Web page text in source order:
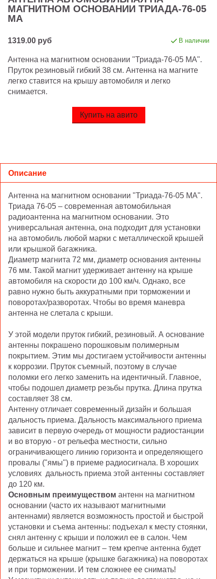
МАГНИТНОМ ОСНОВАНИИ ТРИАДА-76-05
МА
1319.00 руб В наличии
Антенна на магнитном основании "Триада-76-05 МА".
Пруток резиновый гибкий 38 см. Антенна на магните
легко ставится на крышу автомобиля и легко
снимается.
Купить на авито
Описание
Антенна на магнитном основании "Триада-76-05 МА".
Триада 76-05 – современная автомобильная
радиоантенна на магнитном основании. Это
универсальная антенна, она подходит для установки
на автомобиль любой марки с металлической крышей
или крышкой багажника.
Диаметр магнита 72 мм, диаметр основания антенны
76 мм. Такой магнит удерживает антенну на крыше
автомобиля на скорости до 100 км/ч. Однако, все
равно нужно быть аккуратными при торможении и
поворотах/разворотах. Чтобы во время маневра
антенна не слетала с крыши.
У этой модели пруток гибкий, резиновый. А основание
антенны покрашено порошковым полимерным
покрытием. Этим мы достигаем устойчивости антенны
к коррозии. Пруток съемный, поэтому в случае
поломки его легко заменить на идентичный. Главное,
чтобы подошел диаметр резьбы прутка. Длина прутка
составляет 38 см.
Антенну отличает современный дизайн и большая
дальность приема. Дальность максимального приема
зависит в первую очередь от мощности радиостанции
и во вторую - от рельефа местности, сильно
ограничивающего линию горизонта и определяющего
провалы ("ямы") в приеме радиосигнала. В хороших
условиях дальность приема этой антенны составляет
до 120 км.
Основным преимуществом антенн на магнитном
основании (часто их называют магнитными
антеннами) является возможность простой и быстрой
установки и съема антенны: подъехал к месту стоянки,
снял антенну с крыши и положил ее в салон. Чем
больше и сильнее магнит – тем крепче антенна будет
держаться на крыше (крышке багажника) на поворотах
и при торможении. И тем сложнее ее снимать!